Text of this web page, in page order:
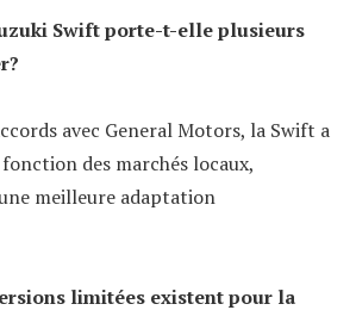
Swift porte-t-elle plusieurs
avec General Motors, la Swift a
des marchés locaux,
meilleure adaptation
limitées existent pour la